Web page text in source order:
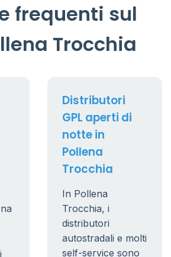
frequenti sul
Trocchia
Distributori
GPL aperti di
notte in
Pollena
Trocchia
In Pollena
Trocchia, i
distributori
autostradali e molti
self-service sono